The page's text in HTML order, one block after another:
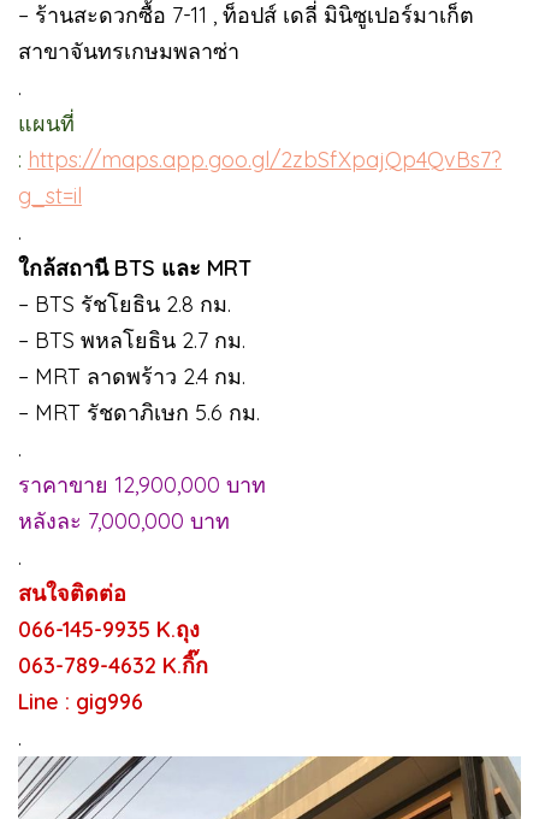
– ร้านสะดวกซื้อ 7-11 , ท็อปส์ เดลี่ มินิซูเปอร์มาเก็ต
สาขาจันทรเกษมพลาซ่า
.
แผนที่
: https://maps.app.goo.gl/2zbSfXpajQp4QvBs7?
g_st=il
.
ใกล้สถานี BTS และ MRT
– BTS รัชโยธิน 2.8 กม.
– BTS พหลโยธิน 2.7 กม.
– MRT ลาดพร้าว 2.4 กม.
– MRT รัชดาภิเษก 5.6 กม.
.
ราคาขาย 12,900,000 บาท
หลังละ 7,000,000 บาท
.
สนใจติดต่อ
066-145-9935 K.ถุง
063-789-4632 K.กิ๊ก
Line : gig996
.